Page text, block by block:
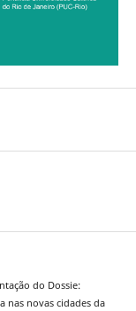
do Dossie:
nas novas cidades da